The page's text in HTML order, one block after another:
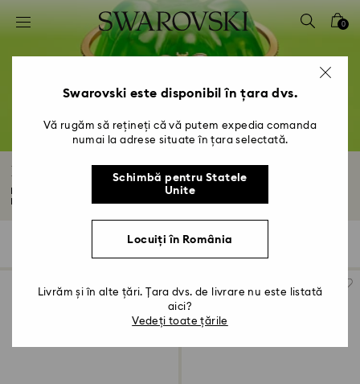
Accesskeys list
2 - Subsol
3 - Filtrare
4 - Rezultatele căutării
0
Brățări placate în tonuri aurii
Dă-i strălucire încheieturii tale cu o brățară cu finisaj din aur de 18k.
Filtre
după
Swarovski este disponibil în țara dvs.
Vă rugăm să rețineți că vă putem expedia comanda
numai la adrese situate în țara selectată.
Schimbă pentru Statele
Unite
Locuiți în România
Livrăm și în alte țări. Țara dvs. de livrare nu este listată
aici?
Vedeți toate țările